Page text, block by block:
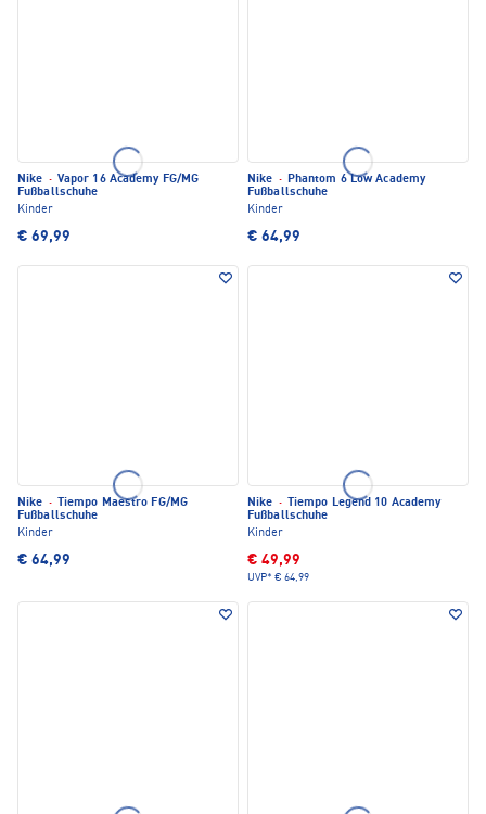
Nike · Vapor 16 Academy FG/MG
Fußballschuhe
Kinder
€ 69,99
Nike · Phantom 6 Low Academy
Fußballschuhe
Kinder
€ 64,99
Nike ·
Tiempo Maestro FG/MG
Fußballschuhe
Kinder
€ 64,99
Nike ·
Tiempo Legend 10 Academy
Fußballschuhe
Kinder
€ 49,99
UVP* € 64,99